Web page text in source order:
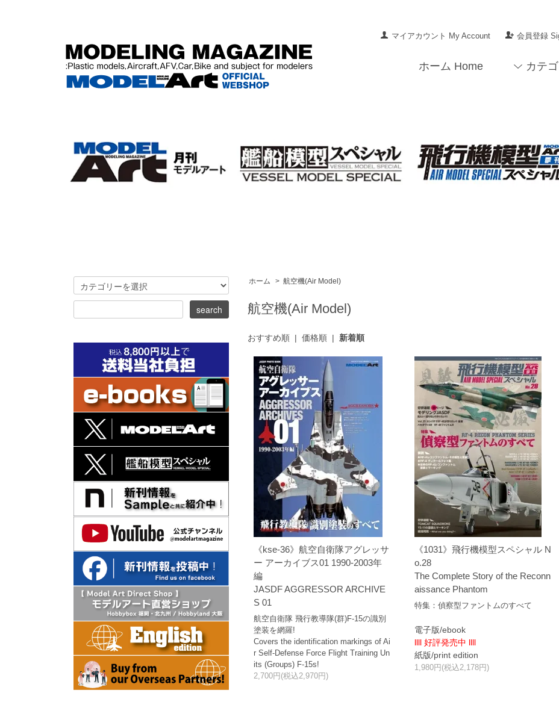
マイアカウント My Account 会員登録
ホーム Home カテ
ホーム > 航空機(Air Model)
航空機(Air Model)
おすすめ順| 価格順| 新着順
《kse-36》航空自衛隊アグレッサ
ー アーカイブス01 1990-2003年
編
JASDF AGGRESSOR ARCHIVE
S 01
航空自衛隊 飛行教導隊(群)F-15の識別
塗装を網羅!
Covers the identification markings of Ai
r Self-Defense Force Flight Training Un
its (Groups) F-15s!
2,700円(税込2,970円)
《1031》飛行機模型スペシャル N
o.28
The Complete Story of the Reconn
aissance Phantom
特集：偵察型ファントムのすべて
電子版/ebook
llll 好評発売中 llll
紙版/print edition
1,980円(税込2,178円)